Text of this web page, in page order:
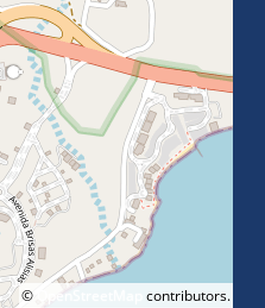
© OpenStreetMap contributors.